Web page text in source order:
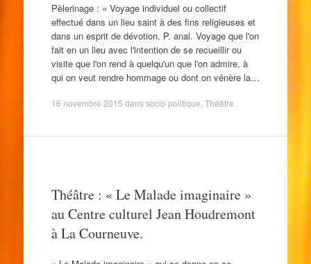
Pèlerinage : « Voyage individuel ou collectif
effectué dans un lieu saint à des fins religieuses et
dans un esprit de dévotion. P. anal. Voyage que l'on
fait en un lieu avec l'intention de se recueillir ou
visite que l'on rend à quelqu'un que l'on admire, à
qui on veut rendre hommage ou dont on vénère la…
16 novembre 2015 danssocio politique Théâtre
Théâtre : « Le Malade imaginaire »
au Centre culturel Jean Houdremont
à La Courneuve.